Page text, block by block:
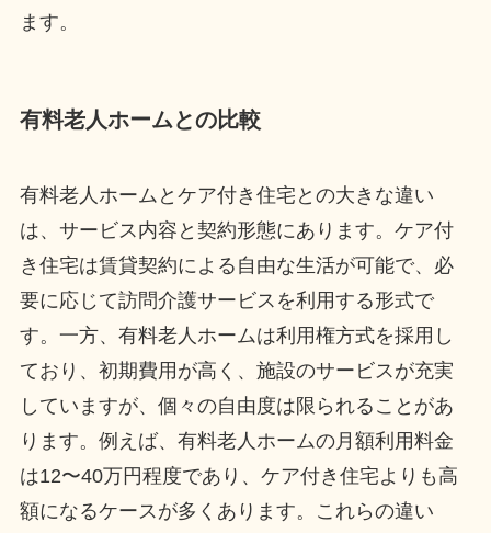
ます。
有料老人ホームとの比較
有料老人ホームとケア付き住宅との大きな違い
は、サービス内容と契約形態にあります。ケア付
き住宅は賃貸契約による自由な生活が可能で、必
要に応じて訪問介護サービスを利用する形式で
す。一方、有料老人ホームは利用権方式を採用し
ており、初期費用が高く、施設のサービスが充実
していますが、個々の自由度は限られることがあ
ります。例えば、有料老人ホームの月額利用料金
は12〜40万円程度であり、ケア付き住宅よりも高
額になるケースが多くあります。これらの違い